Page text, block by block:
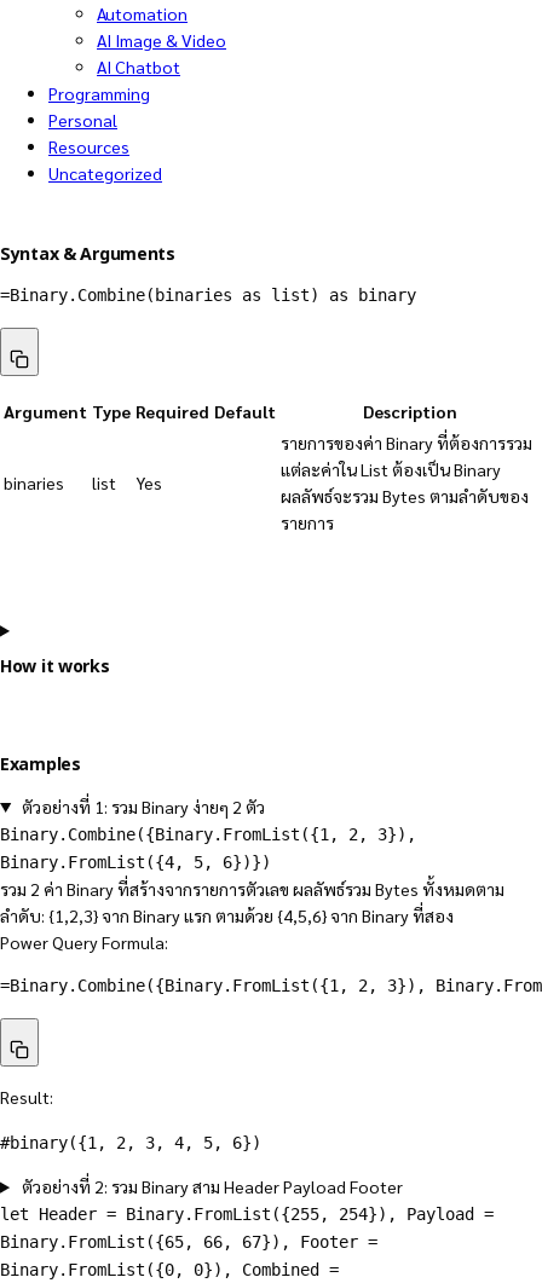
Automation
AI Image & Video
AI Chatbot
Programming
Personal
Resources
Uncategorized
Syntax & Arguments
=Binary.Combine(binaries as list) as binary
Argument Type Required Default Description
binaries list Yes
รายการของค่า Binary ที่ต้องการรวม
แต่ละค่าใน List ต้องเป็น Binary
ผลลัพธ์จะรวม Bytes ตามลำดับของ
รายการ
How it works
Examples
ตัวอย่างที่ 1: รวม Binary ง่ายๆ 2 ตัว
Binary.Combine({Binary.FromList({1, 2, 3}),
Binary.FromList({4, 5, 6})})
รวม 2 ค่า Binary ที่สร้างจากรายการตัวเลข ผลลัพธ์รวม Bytes ทั้งหมดตาม
ลำดับ: {1,2,3} จาก Binary แรก ตามด้วย {4,5,6} จาก Binary ที่สอง
Power Query Formula:
=Binary.Combine({Binary.FromList({1, 2, 3}),
Result:
#binary({1, 2, 3, 4, 5, 6})
ตัวอย่างที่ 2: รวม Binary สาม Header Payload Footer
let Header = Binary.FromList({255, 254}), Payload =
Binary.FromList({65, 66, 67}), Footer =
Binary.FromList({0, 0}), Combined =